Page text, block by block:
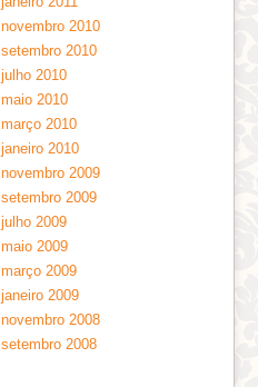
novembro 2010
setembro 2010
julho 2010
maio 2010
março 2010
janeiro 2010
novembro 2009
setembro 2009
julho 2009
maio 2009
março 2009
janeiro 2009
novembro 2008
setembro 2008